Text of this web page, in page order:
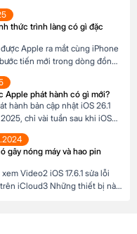
Mua trả góp iPhone 16 128GB
bỏ lỡ cơ hội sở hữu iPhone
dẫn […]
thức trình làng có gì đặc
Apple ra mắt cùng iPhone
tiến mới trong dòng đồng
ai đam mê thể thao và
chắn, tính năng theo dõi sức
pin ấn tượng, […]
Apple phát hành có gì mới?
hành bản cập nhật iOS 26.1
chỉ vài tuần sau khi iOS
nhật đầu tiên lớn cho hệ điều
mang đến nhiều cải
vào […]
gây nóng máy và hao pin
Video2 iOS 17.6.1 sửa lỗi
iCloud3 Những thiết bị nào